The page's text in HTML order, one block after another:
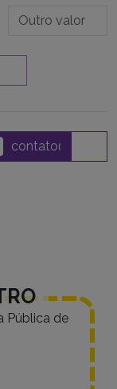
Pública de